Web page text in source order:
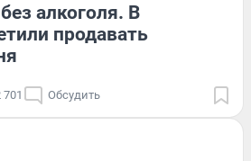
алкоголя. В
продавать
701 Обсудить